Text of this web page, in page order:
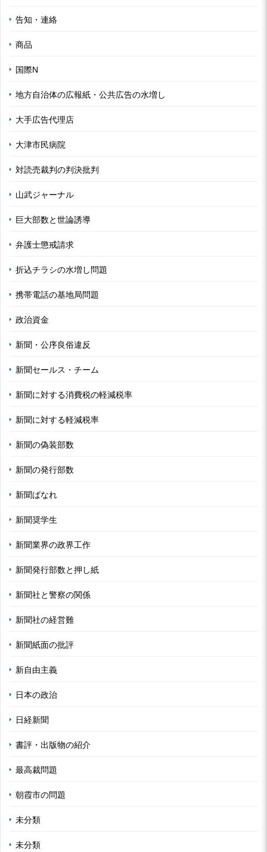
告知・連絡
商品
国際N
地方自治体の広報紙・公共広告の水増し
大手広告代理店
大津市民病院
対読売裁判の判決批判
山武ジャーナル
巨大部数と世論誘導
弁護士懲戒請求
折込チラシの水増し問題
携帯電話の基地局問題
政治資金
新聞・公序良俗違反
新聞セールス・チーム
新聞に対する消費税の軽減税率
新聞に対する軽減税率
新聞の偽装部数
新聞の発行部数
新聞ばなれ
新聞奨学生
新聞業界の政界工作
新聞発行部数と押し紙
新聞社と警察の関係
新聞社の経営難
新聞紙面の批評
新自由主義
日本の政治
日経新聞
書評・出版物の紹介
最高裁問題
朝霞市の問題
未分類
未分類